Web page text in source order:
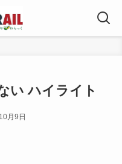
い ハイライト
月9日